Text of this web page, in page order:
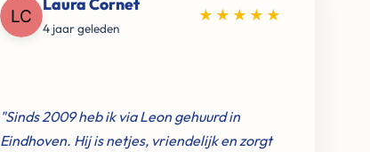
4 jaar geleden
★★★★★
"Sinds 2009 heb ik via Leon gehuurd in
Eindhoven. Hij is netjes, vriendelijk en zorgt